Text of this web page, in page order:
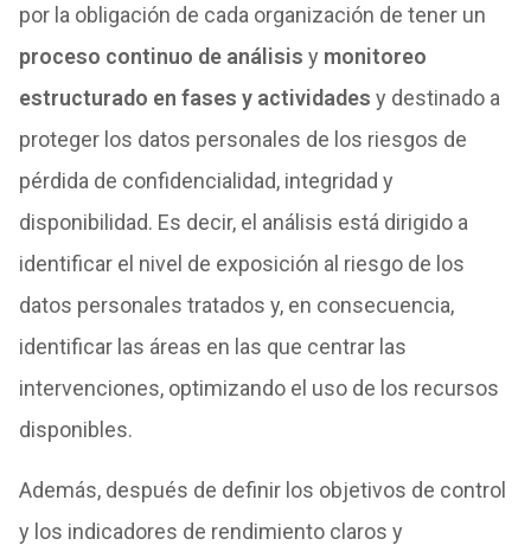
por la obligación de cada organización de tener un
proceso continuo de análisis y monitoreo
estructurado en fases y actividades y destinado a
proteger los datos personales de los riesgos de
pérdida de confidencialidad, integridad y
disponibilidad. Es decir, el análisis está dirigido a
identificar el nivel de exposición al riesgo de los
datos personales tratados y, en consecuencia,
identificar las áreas en las que centrar las
intervenciones, optimizando el uso de los recursos
disponibles.
Además, después de definir los objetivos de control
y los indicadores de rendimiento claros y